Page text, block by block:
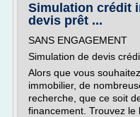
Simulation crédit
devis prêt ...
SANS ENGAGEMENT
Simulation de devis
Alors que vous
immobilier, de
recherche, que ce soit
financement. Trouvez